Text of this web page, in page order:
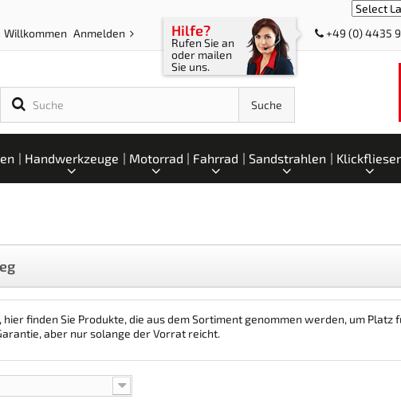
Willkommen Anmelden Hilfe?
Rufen Sie an
oder mailen
Sie uns.
+49 (0) 4435
Suche
Handwerkzeuge Motorrad Fahrrad Sandstrahlen
hier finden Sie Produkte, die aus dem Sortiment genommen werden, um
aber nur solange der Vorrat reicht.